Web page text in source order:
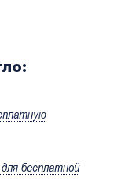
бесплатной